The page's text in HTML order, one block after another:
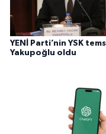
YENİ Parti’nin YSK
Yakupoğlu oldu